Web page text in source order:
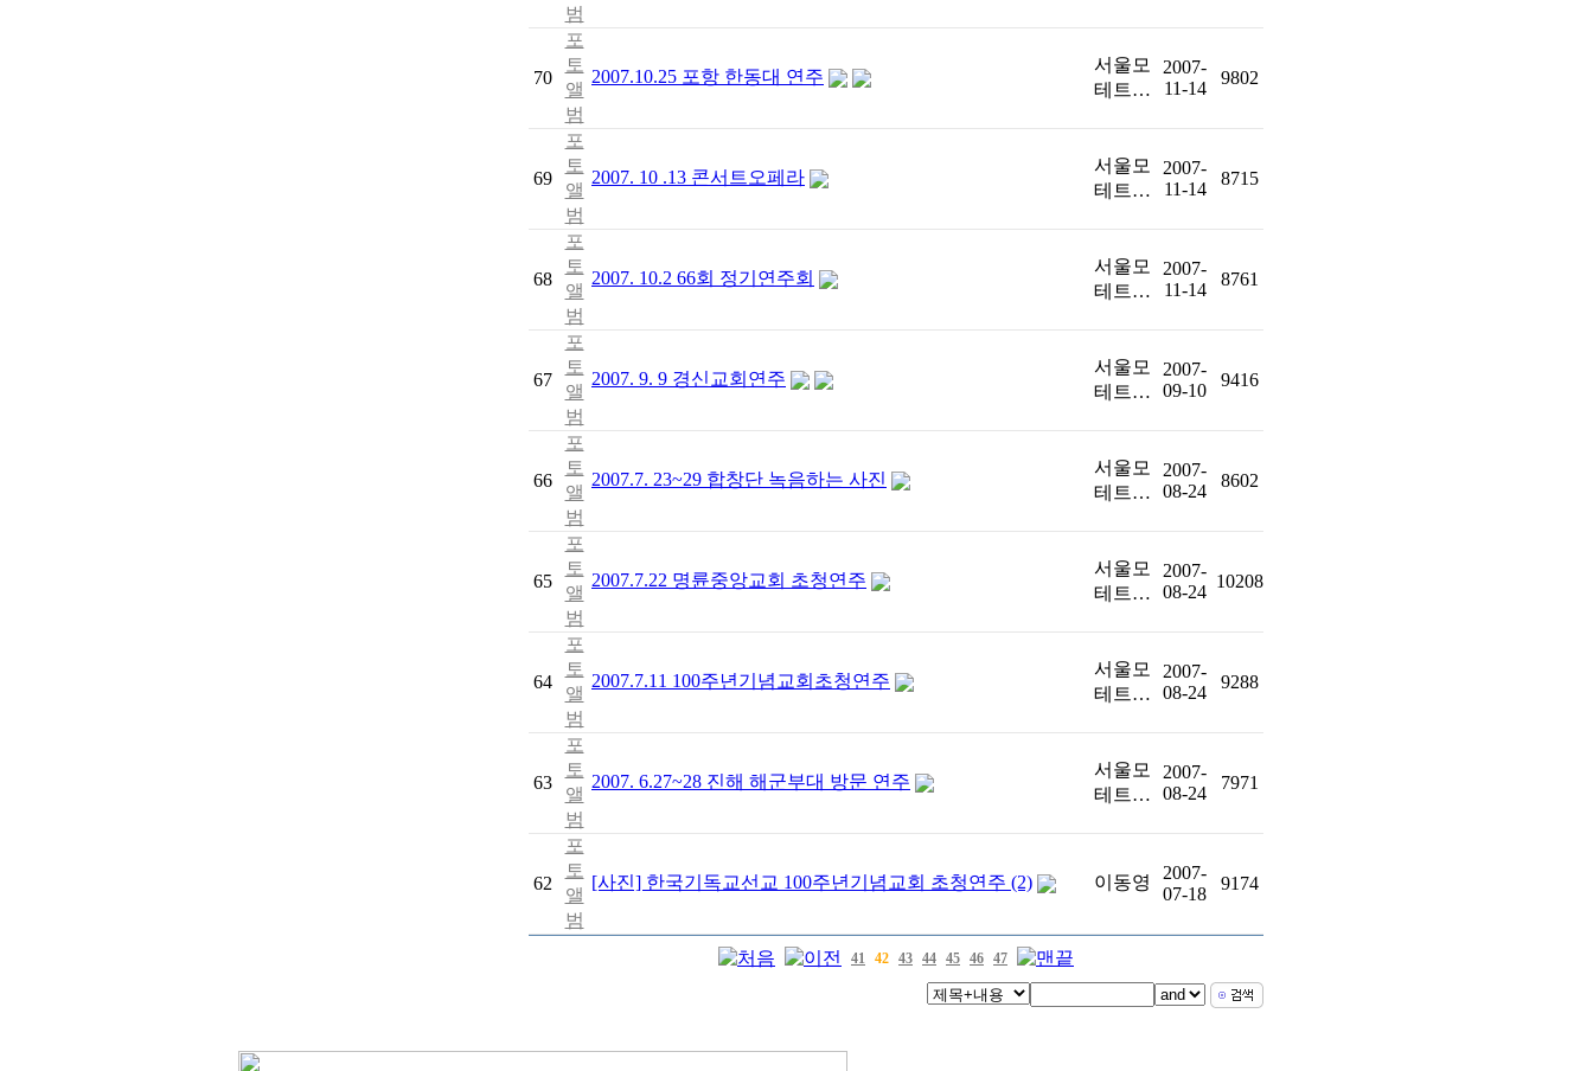
범
70
포
토
앨
범
2007.10.25 포항 한동대 연주
서울모
테트…
2007-
11-14
9802
69
포
토
앨
범
2007. 10 .13 콘서트오페라
서울모
테트…
2007-
11-14
8715
68
포
토
앨
범
2007. 10.2 66회 정기연주회
서울모
테트…
2007-
11-14
8761
67
포
토
앨
범
2007. 9. 9 경신교회연주
서울모
테트…
2007-
09-10
9416
66
포
토
앨
범
2007.7. 23~29 합창단 녹음하는 사진
서울모
테트…
2007-
08-24
8602
65
포
토
앨
범
2007.7.22 명륜중앙교회 초청연주
서울모
테트…
2007-
08-24
10208
64
포
토
앨
범
2007.7.11 100주년기념교회초청연주
서울모
테트…
2007-
08-24
9288
63
포
토
앨
범
2007. 6.27~28 진해 해군부대 방문 연주
서울모
테트…
2007-
08-24
7971
62
포
토
앨
범
[사진] 한국기독교선교 100주년기념교회 초청연주 (2) 이동영
2007-
07-18
9174
41 42 43 44 45 46 47